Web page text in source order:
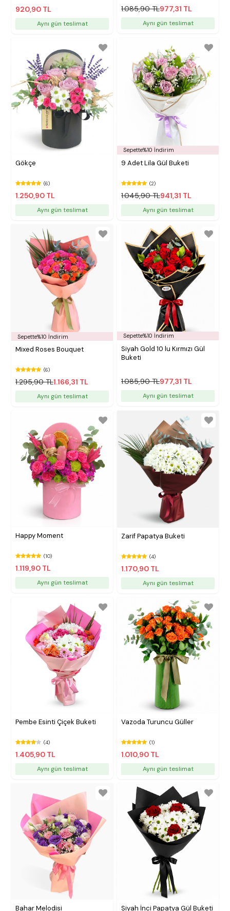
920,90 TL
Aynı gün teslimat
1.085,90 TL977,31 TL
Aynı gün teslimat
Gökçe
(6)
1.250,90 TL
Aynı gün teslimat
Sepette%10 İndirim
9 Adet Lila Gül Buketi
(2)
1.045,90 TL941,31 TL
Aynı gün teslimat
Sepette%10 İndirim
Mixed Roses Bouquet
(6)
1.295,90 TL1.166,31 TL
Aynı gün teslimat
Sepette%10 İndirim
Siyah Gold 10 lu Kırmızı Gül
Buketi
1.085,90 TL977,31 TL
Aynı gün teslimat
Happy Moment
(10)
1.119,90 TL
Aynı gün teslimat
Zarif Papatya Buketi
(4)
1.170,90 TL
Aynı gün teslimat
Pembe Esinti Çiçek Buketi
(4)
1.405,90 TL
Aynı gün teslimat
Vazoda Turuncu Güller
(1)
1.010,90 TL
Aynı gün teslimat
Bahar Melodisi Siyah İnci Papatya Gül Buketi